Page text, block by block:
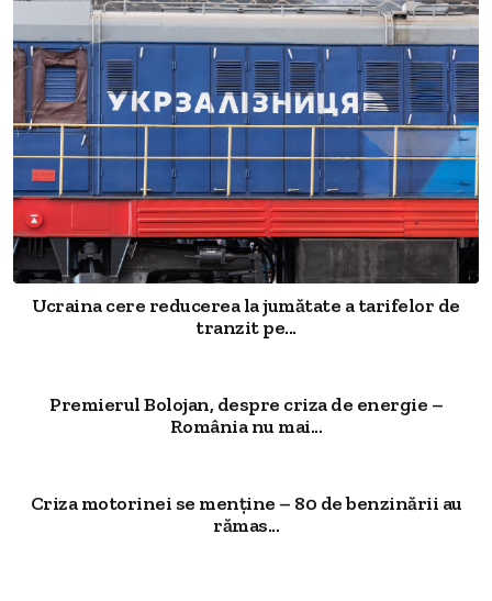
Ucraina cere reducerea la jumătate a tarifelor de
tranzit pe...
Premierul Bolojan, despre criza de energie –
România nu mai...
Criza motorinei se menține – 80 de benzinării au
rămas...